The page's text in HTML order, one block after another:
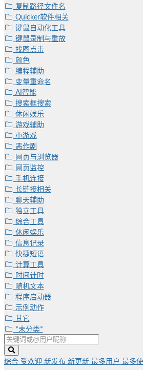
复制路径文件名
Quicker软件相关
键鼠自动化工具
键鼠录制与重放
找图点击
颜色
编程辅助
变量重命名
AI智能
搜索框搜索
休闲娱乐
游戏辅助
小游戏
恶作剧
网页与浏览器
网页监控
手机连接
长链接相关
聊天辅助
独立工具
综合工具
休闲娱乐
信息记录
快捷短语
计算工具
时间计时
随机文本
程序启动器
示例动作
其它
*未分类*
综合 受欢迎 新发布 新更新 最多用户 最多